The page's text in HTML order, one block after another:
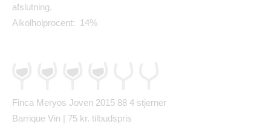
afslutning.
Alkolholprocent: 14%
Finca Meryos Joven 2015 88 4 stjerner
Barrique Vin | 75 kr. tilbudspris